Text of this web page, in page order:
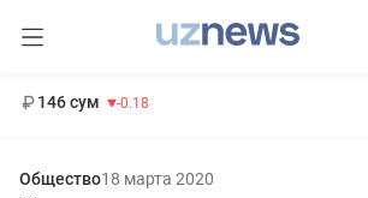
146 сум -0.18
Общество18 марта 2020